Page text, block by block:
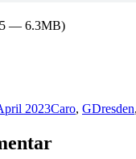
— 6.3MB)
2023Caro, GDresden,